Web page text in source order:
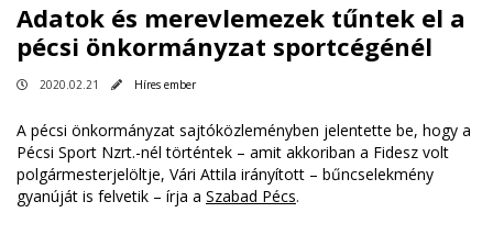
Adatok és merevlemezek tűntek el a
pécsi önkormányzat sportcégénél
2020.02.21 Híres ember
A pécsi önkormányzat sajtóközleményben jelentette be, hogy a
Pécsi Sport Nzrt.-nél történtek – amit akkoriban a Fidesz volt
polgármesterjelöltje, Vári Attila irányított – bűncselekmény
gyanúját is felvetik – írja a Szabad Pécs.